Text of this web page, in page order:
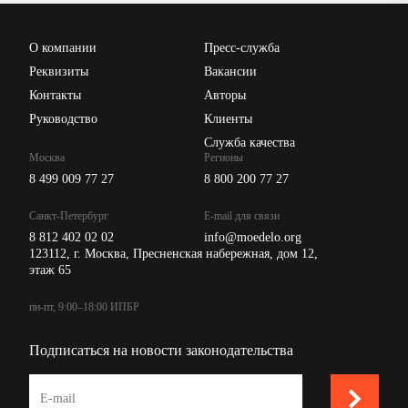
О компании
Реквизиты
Контакты
Руководство
Пресс-служба
Вакансии
Авторы
Клиенты
Служба качества
Москва
8 499 009 77 27
Санкт-Петербург
8 812 402 02 02
Регионы
8 800 200 77 27
E-mail для связи
info@moedelo.org
123112, г. Москва, Пресненская набережная, дом 12,
этаж 65
пн-пт, 9:00–18:00 ИПБР
Подписаться на новости законодательства